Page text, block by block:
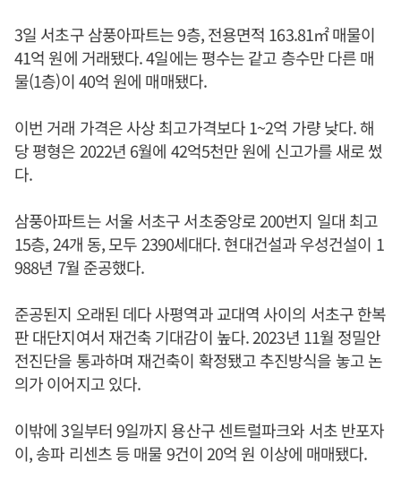
3일 서초구 삼풍아파트는 9층, 전용면적 163.81㎡ 매물이
41억 원에 거래됐다. 4일에는 평수는 같고 층수만 다른 매
물(1층)이 40억 원에 매매됐다.
이번 거래 가격은 사상 최고가격보다 1~2억 가량 낮다. 해
당 평형은 2022년 6월에 42억5천만 원에 신고가를 새로 썼
다.
삼풍아파트는 서울 서초구 서초중앙로 200번지 일대 최고
15층, 24개 동, 모두 2390세대다. 현대건설과 우성건설이 1
988년 7월 준공했다.
준공된지 오래된 데다 사평역과 교대역 사이의 서초구 한복
판 대단지여서 재건축 기대감이 높다. 2023년 11월 정밀안
전진단을 통과하며 재건축이 확정됐고 추진방식을 놓고 논
의가 이어지고 있다.
이밖에 3일부터 9일까지 용산구 센트럴파크와 서초 반포자
이, 송파 리센츠 등 매물 9건이 20억 원 이상에 매매됐다.